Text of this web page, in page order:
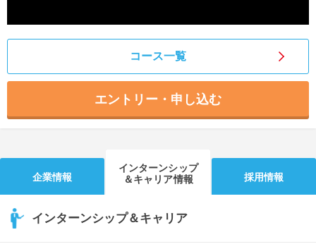
コース一覧
エントリー・申し込む
企業情報
インターンシップ
＆キャリア情報
採用情報
インターンシップ＆キャリア